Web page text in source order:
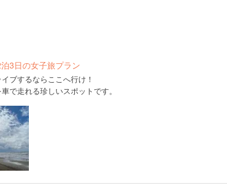
泊3日の女子旅プラン
ブするならここへ行け！
で走れる珍しいスポットです。